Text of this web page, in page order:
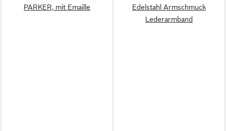
PARKER, mit Emaille
Edelstahl Armschmuck
Lederarmband